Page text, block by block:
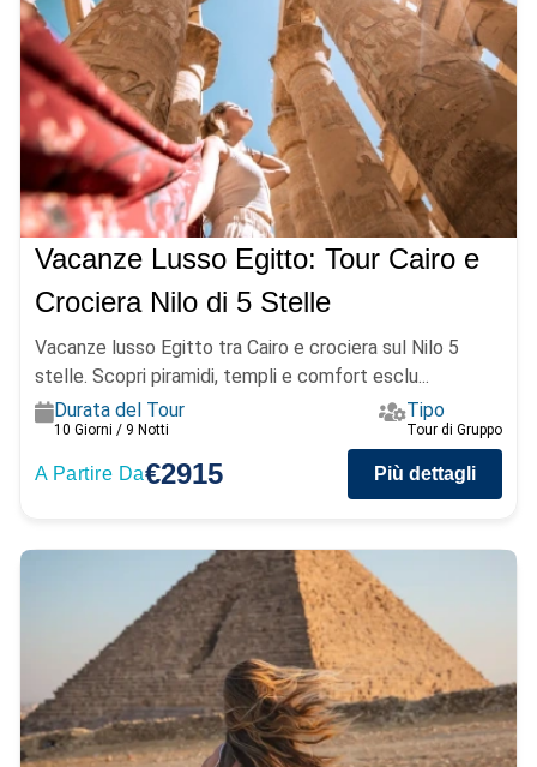
Vacanze Lusso Egitto: Tour Cairo e
Crociera Nilo di 5 Stelle
Vacanze lusso Egitto tra Cairo e crociera sul Nilo 5
stelle. Scopri piramidi, templi e comfort esclu...
Durata del Tour
10 Giorni / 9 Notti
Tipo
Tour di Gruppo
A Partire Da€2915 Più dettagli